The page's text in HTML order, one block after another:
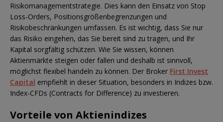
Risikomanagementstrategie. Dies kann den Einsatz von Stop
Loss-Orders, Positionsgrößenbegrenzungen und
Risikobeschränkungen umfassen. Es ist wichtig, dass Sie nur
das Risiko eingehen, das Sie bereit sind zu tragen, und Ihr
Kapital sorgfältig schützen. Wie Sie wissen, können
Aktienmärkte steigen oder fallen und deshalb ist sinnvoll,
möglichst flexibel handeln zu können. Der Broker First Invest
Capital empfiehlt in dieser Situation, besonders in Indizes bzw.
Index-CFDs (Contracts for Difference) zu investieren.
Vorteile von Aktienindizes